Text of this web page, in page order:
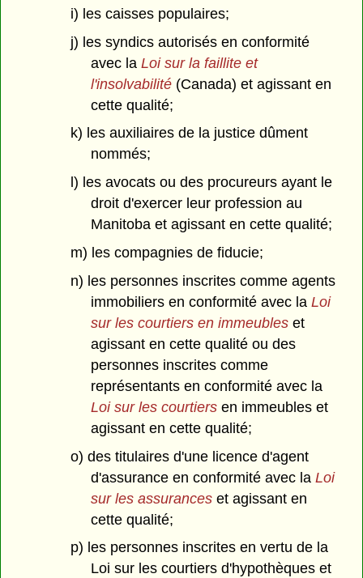
i) les caisses populaires;
j) les syndics autorisés en conformité
avec la Loi sur la faillite et
l'insolvabilité (Canada) et agissant en
cette qualité;
k) les auxiliaires de la justice dûment
nommés;
l) les avocats ou des procureurs ayant le
droit d'exercer leur profession au
Manitoba et agissant en cette qualité;
m) les compagnies de fiducie;
n) les personnes inscrites comme agents
immobiliers en conformité avec la Loi
sur les courtiers en immeubleset
agissant en cette qualité ou des
personnes inscrites comme
représentants en conformité avec la
Loi sur les courtiersen immeubles et
agissant en cette qualité;
o) des titulaires d'une licence d'agent
d'assurance en conformité avec la Loi
sur les assuranceset agissant en
cette qualité;
p) les personnes inscrites en vertu de la
Loi sur les courtiers d'hypothèques et